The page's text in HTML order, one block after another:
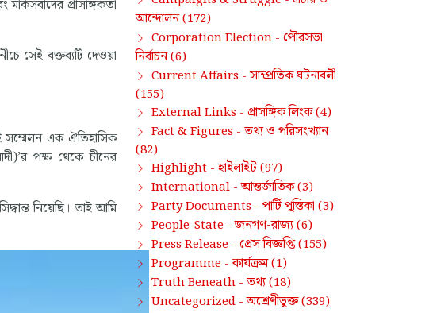
প্রাসঙ্গিকতা
সেই বক্তব্যটি দেওয়া
সম্মেলন এক ঐতিহাসিক
পক্ষ থেকে চীনের
নিয়েছি। তাই আমি
আন্দোলন(172)
Corporation Election - পৌরসভা
নির্বাচন(6)
Current Affairs - সাম্প্রতিক ঘটনাবলী
(155)
External Links - প্রাসঙ্গিক লিংক(4)
Fact & Figures - তথ্য ও পরিসংখ্যান
(82)
Highlight -হাইলাইট(97)
International -আন্তর্জাতিক(3)
Party Documents - পার্টি পুস্তিকা (3)
People-State -জনগণ-রাজ্য(6)
Press Release - প্রেস বিজ্ঞপ্তি(155)
Programme -কার্যক্রম(1)
Truth Beneath - তথ্য(18)
Uncategorized -অশ্রেণীভুক্ত(339)